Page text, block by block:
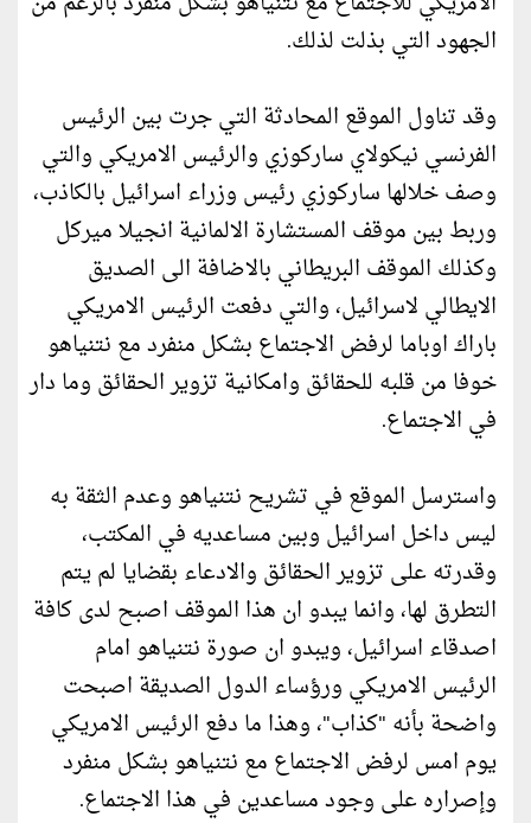
الجهود التي بذلت لذلك.
وقد تناول الموقع المحادثة التي جرت بين الرئيس
الفرنسي نيكولاي ساركوزي والرئيس الامريكي والتي
وصف خلالها ساركوزي رئيس وزراء اسرائيل بالكاذب،
وربط بين موقف المستشارة الالمانية انجيلا ميركل
وكذلك الموقف البريطاني بالاضافة الى الصديق
الايطالي لاسرائيل، والتي دفعت الرئيس الامريكي
باراك اوباما لرفض الاجتماع بشكل منفرد مع نتنياهو
خوفا من قلبه للحقائق وامكانية تزوير الحقائق وما دار
في الاجتماع.
واسترسل الموقع في تشريح نتنياهو وعدم الثقة به
ليس داخل اسرائيل وبين مساعديه في المكتب،
وقدرته على تزوير الحقائق والادعاء بقضايا لم يتم
التطرق لها، وانما يبدو ان هذا الموقف اصبح لدى كافة
اصدقاء اسرائيل، ويبدو ان صورة نتنياهو امام
الرئيس الامريكي ورؤساء الدول الصديقة اصبحت
واضحة بأنه "كذاب"، وهذا ما دفع الرئيس الامريكي
يوم امس لرفض الاجتماع مع نتنياهو بشكل منفرد
وإصراره على وجود مساعدين في هذا الاجتماع.